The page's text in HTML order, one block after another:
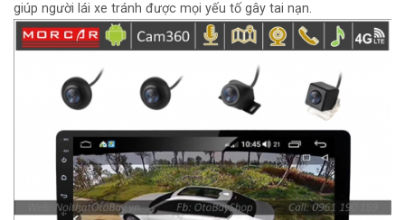
giúp người lái xe tránh được mọi yếu tố gây tai nạn.